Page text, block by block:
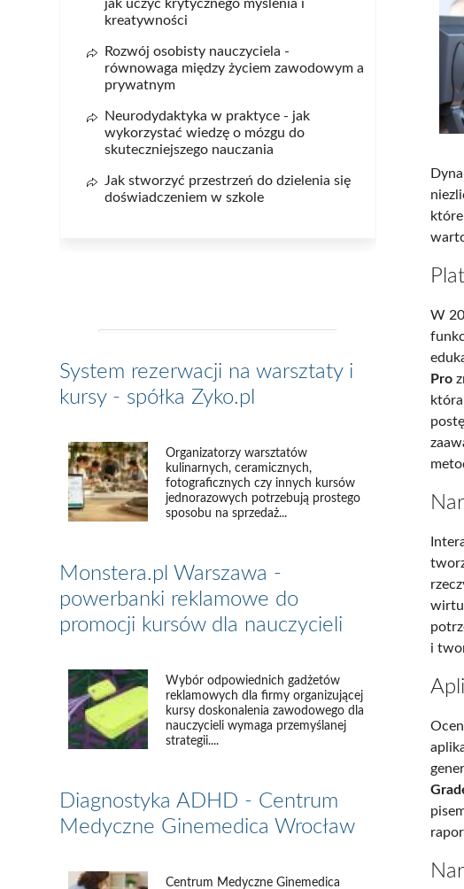
W
Pro
i
jak uczyć krytycznego myślenia i
kreatywności
Rozwój osobisty nauczyciela -
równowaga między życiem zawodowym a
prywatnym
Neurodydaktyka w praktyce - jak
wykorzystać wiedzę o mózgu do
skuteczniejszego nauczania
Jak stworzyć przestrzeń do dzielenia się
doświadczeniem w szkole
System rezerwacji na warsztaty i
kursy - spółka Zyko.pl
Organizatorzy warsztatów
kulinarnych, ceramicznych,
fotograficznych czy innych kursów
jednorazowych potrzebują prostego
sposobu na sprzedaż...
Monstera.pl Warszawa -
powerbanki reklamowe do
promocji kursów dla nauczycieli
Wybór odpowiednich gadżetów
reklamowych dla firmy organizującej
kursy doskonalenia zawodowego dla
nauczycieli wymaga przemyślanej
strategii....
Diagnostyka ADHD - Centrum
Medyczne Ginemedica Wrocław
Centrum Medyczne Ginemedica